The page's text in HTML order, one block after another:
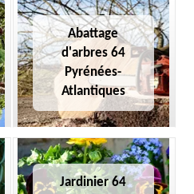
Abattage
d'arbres 64
Pyrénées-
Atlantiques
Jardinier 64